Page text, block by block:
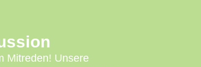
Mitreden! Unsere